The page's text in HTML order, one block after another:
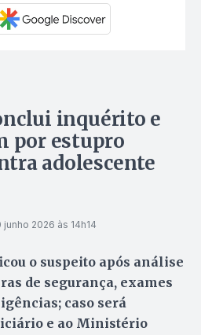
inquérito e
por estupro
adolescente
junho 2026 às 14h14
o suspeito após análise
de segurança, exames
caso será
e ao Ministério